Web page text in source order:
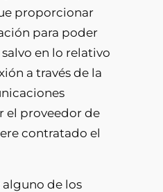
proporcionar
para poder
en lo relativo
a través de la
el proveedor de
contratado el
de los